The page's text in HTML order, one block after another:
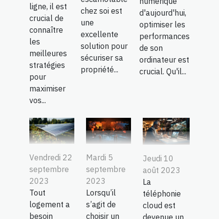
ligne, il est
crucial de
connaître
les
meilleures
stratégies
pour
maximiser
vos...
chez soi est
une
excellente
solution pour
sécuriser sa
propriété...
d'aujourd'hui,
optimiser les
performances
de son
ordinateur est
crucial. Qu'il...
Vendredi 22
septembre
2023
Tout
logement a
besoin
Mardi 5
septembre
2023
Lorsqu’il
s’agit de
choisir un
Jeudi 10
août 2023
La
téléphonie
cloud est
devenue un